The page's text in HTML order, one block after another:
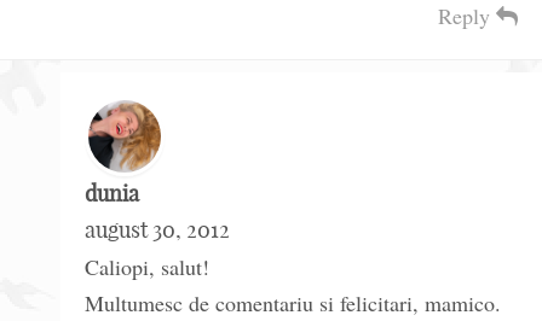
Reply
dunia
august 30, 2012
Caliopi, salut!
Multumesc de comentariu si felicitari, mamico.